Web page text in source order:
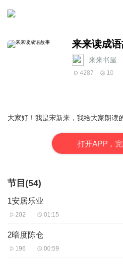
来来读成
来来书屋
4287 10
大家好！我是宋新来，我给大家朗读
打开APP，
节目(54)
1安居乐业
202 01:15
2暗度陈仓
196 00:59